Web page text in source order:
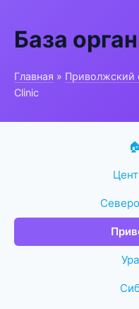
База
Главная » Приволжский
Clinic